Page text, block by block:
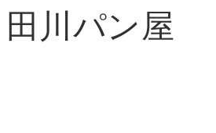
田川パン屋